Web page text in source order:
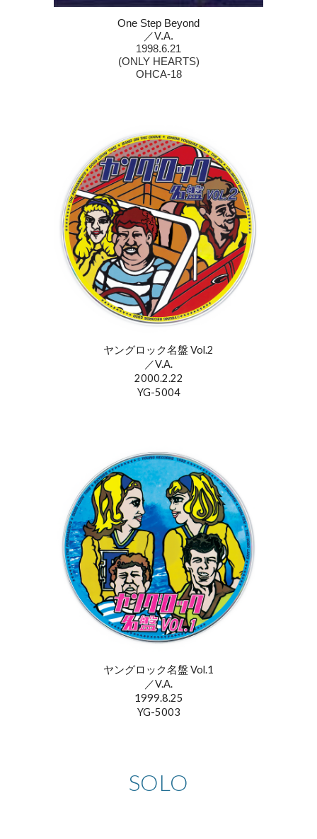
One Step Beyond
／V.A.
1998.6.21
(ONLY HEARTS)
OHCA-18
ヤングロック名盤 Vol.2
／V.A.
2000.2.22
YG-5004
ヤングロック名盤 Vol.1
／V.A.
1999.8.25
YG-5003
SOLO